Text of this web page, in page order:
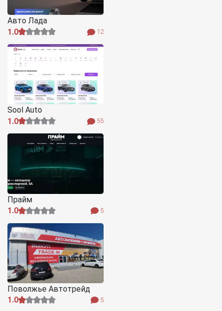
Авто Лада
1.0
12
Sool Auto
1.0
55
Прайм
1.0
5
Поволжье Автотрейд
1.0
5